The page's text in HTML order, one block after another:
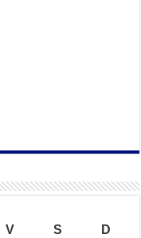
V S
D